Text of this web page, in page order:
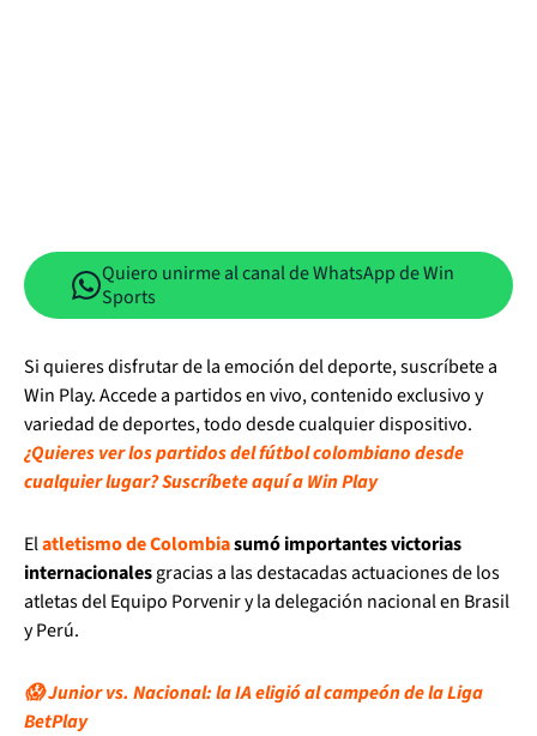
Quiero unirme al canal de WhatsApp de Win
Sports
Si quieres disfrutar de la emoción del deporte, suscríbete a
Win Play. Accede a partidos en vivo, contenido exclusivo y
variedad de deportes, todo desde cualquier dispositivo.
¿Quieres ver los partidos del fútbol colombiano desde
cualquier lugar? Suscríbete aquí a Win Play
Elatletismo de Colombiasumó importantes victorias
internacionalesgracias a las destacadas actuaciones de los
atletas del Equipo Porvenir y la delegación nacional en Brasil
y Perú.
😱 Junior vs. Nacional: la IA eligió al campeón de la Liga
BetPlay